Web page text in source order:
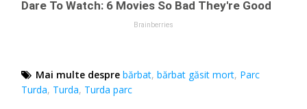
Mai multe despre bărbat,bărbat găsit mort, Parc
Turda, Turda, Turda parc